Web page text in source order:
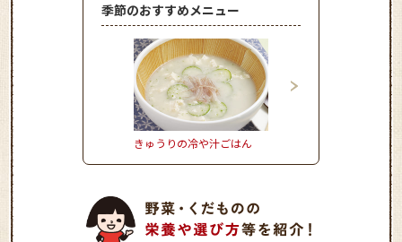
季節のおすすめメニュー
きゅうりの冷や汁ごはん
かぼちゃのとろーりク
ムコロッケ